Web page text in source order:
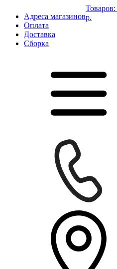
Адреса магазинов
Оплата
Доставка
Сборка
Товаров:
р.